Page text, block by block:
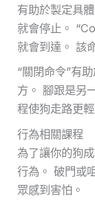
有助於製定具
就會停止。
就會到達。 該
“關閉命令”有
方。 腳跟是另
程使狗走路更輕
行為相關課程
為了讓你的狗
行為。 破門或
眾感到害怕。